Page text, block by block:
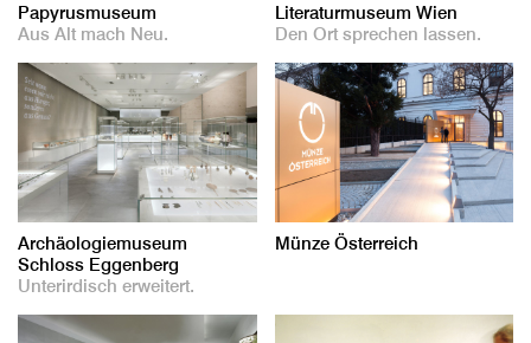
Papyrusmuseum
Aus Alt mach Neu.
Literaturmuseum Wien
Den Ort sprechen lassen.
Archäologiemuseum
Schloss Eggenberg
Unterirdisch erweitert.
Münze Österreich